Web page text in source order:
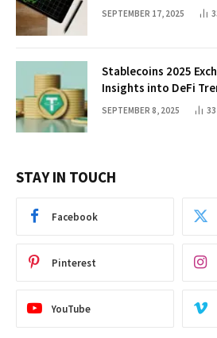
SEPTEMBER 17, 2025
Stablecoins 2025
Insights into DeFi
SEPTEMBER 8, 2025 33
STAY IN TOUCH
Facebook
Pinterest
YouTube